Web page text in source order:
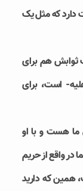
دارد که مثل یک
ثوابش هم برای
است، برای
ما هست و با او
در واقع از حریم
همین که دارید